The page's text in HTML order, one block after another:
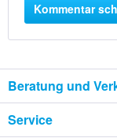
Kommentar
Beratung und
Service